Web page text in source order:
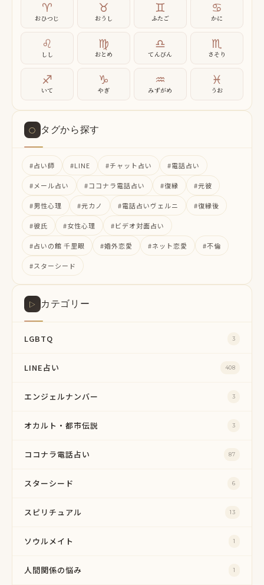
♈
おひつじ
♉
おうし
♊
ふたご
♋
かに
♌
しし
♍
おとめ
♎
てんびん
♏
さそり
♐
いて
♑
やぎ
♒
みずがめ
♓
うお
○ タグから探す
#占い師 #LINE #チャット占い #電話占い
#メール占い #ココナラ電話占い #復縁 #元彼
#男性心理 #元カノ #電話占いヴェルニ #復縁後
#彼氏 #女性心理 #ビデオ対面占い
#占いの館 千里眼 #婚外恋愛 #ネット恋愛 #不倫
#スターシード
▷ カテゴリー
LGBTQ 3
LINE占い 408
エンジェルナンバー 3
オカルト・都市伝説 3
ココナラ電話占い 87
スターシード 6
スピリチュアル 13
ソウルメイト 1
人間関係の悩み 1